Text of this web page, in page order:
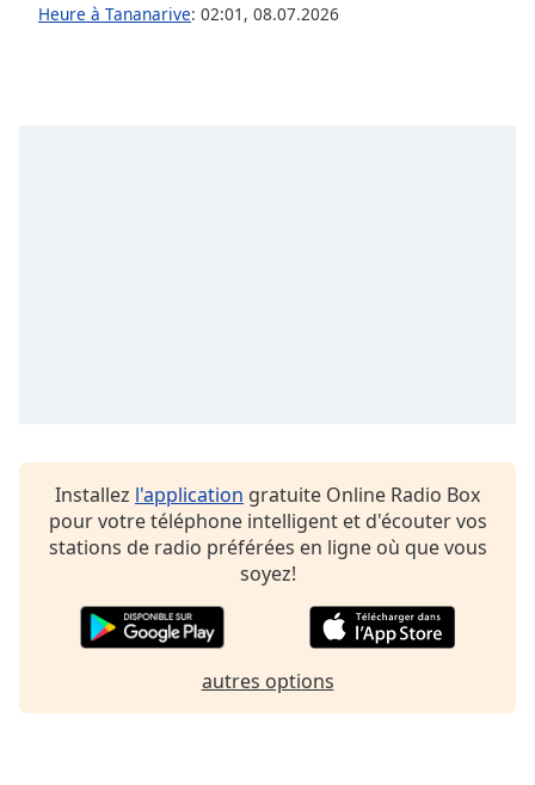
window.
Heure à Tananarive: 02:01 , 08.07.2026
Installez l'application gratuite Online Radio Box
pour votre téléphone intelligent et d'écouter vos
stations de radio préférées en ligne où que vous
soyez!
autres options